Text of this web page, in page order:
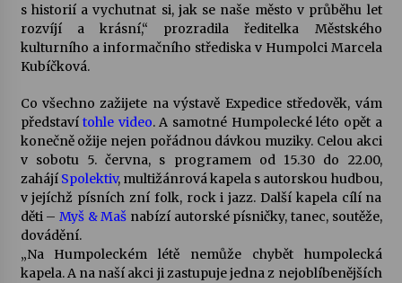
Za kulturou kousek za Humpolec. V Želivě ožije
odkaz Josefa Čapka
13. 7. 2026
Varhanní recitál Michala Novenka v Klášteře
3. 7. 2026
s historií a vychutnat si, jak se naše město v průběhu let
rozvíjí a krásní,“ prozradila ředitelka Městského
kulturního a informačního střediska v Humpolci Marcela
Kubíčková.
Co všechno zažijete na výstavě Expedice středověk, vám
představítohle video. A samotné Humpolecké léto opět a
konečně ožije nejen pořádnou dávkou muziky. Celou akci
v sobotu 5. června, s programem od 15.30 do 22.00,
zahájí Spolektiv, multižánrová kapela s autorskou hudbou,
v jejíchž písních zní folk, rock i jazz. Další kapela cílí na
děti – Myš & Maš nabízí autorské písničky, tanec, soutěže,
dovádění.
„Na Humpoleckém létě nemůže chybět humpolecká
kapela. A na naší akci ji zastupuje jedna z nejoblíbenějších